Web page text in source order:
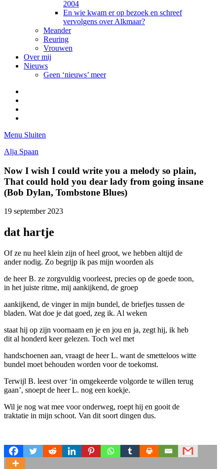
2004
En wie kwam er op bezoek en schreef
vervolgens over Alkmaar?
Meander
Reuring
Vrouwen
Over mij
Nieuws
Geen ‘nieuws’ meer
Menu Sluiten
Alja Spaan
Now I wish I could write you a melody so plain,
That could hold you dear lady from going insane
(Bob Dylan, Tombstone Blues)
19 september 2023
dat hartje
Of ze nu heel klein zijn of heel groot, we hebben altijd de
ander nodig. Zo begrijp ik pas mijn woorden als
de heer B. ze zorgvuldig voorleest, precies op de goede toon,
in het juiste ritme, mij aankijkend, de groep
aankijkend, de vinger in mijn bundel, de briefjes tussen de
bladen. Wat doe je dat goed, zeg ik. Al weken
staat hij op zijn voornaam en je en jou en ja, zegt hij, ik heb
dit al honderd keer gelezen. Toch wel met
handschoenen aan, vraagt de heer L. want de smetteloos witte
bundel moet behouden worden voor de toekomst.
Terwijl B. leest over ‘in omgekeerde volgorde te willen terug
gaan’, snoept de heer L. nog een koekje.
Wil je nog wat mee voor onderweg, roept hij en gooit de
traktatie in mijn schoot. Van dit soort dingen dus.